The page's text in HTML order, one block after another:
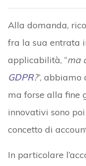
Alla domanda,
fra la sua entrata
applicabilità, “ma
GDPR?”, abbiamo
ma forse alla fine
innovativi sono
concetto di
In particolare